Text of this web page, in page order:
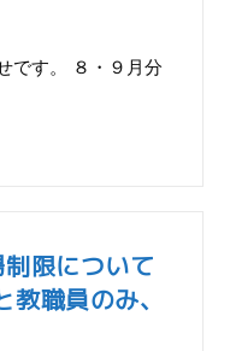
です。 ８・９月分
限について
職員のみ、